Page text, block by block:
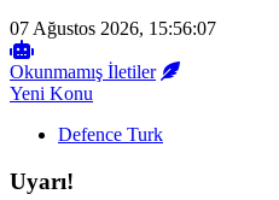
07 Ağustos 2026, 15:56:07
Okunmamış İletiler
Yeni Konu
Defence Turk
Uyarı!